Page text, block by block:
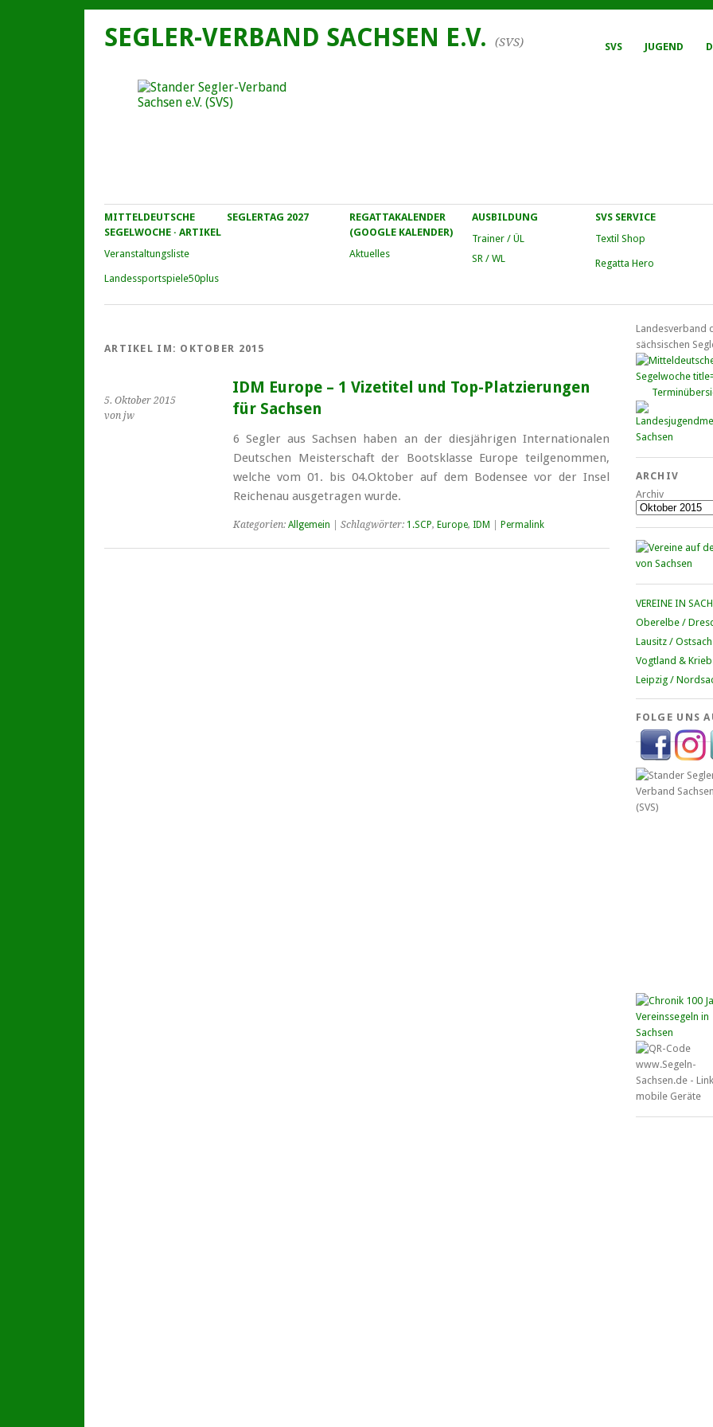
SVS JUGEND
SEGLER-VERBAND SACHSEN E.V. (SVS)
MITTELDEUTSCHE
SEGELWOCHE · ARTIKEL
Veranstaltungs­liste
Landessportspiele50plus
SEGLERTAG 2027
REGATTAKALENDER
(GOOGLE KALENDER)
Aktuelles
AUSBILDUNG
Trainer / ÜL
SR / WL
SVS SERVICE
Textil Shop
Regatta Hero
ARTIKEL IM: OKTOBER 2015
5. Oktober 2015
von jw
IDM Europe – 1 Vizetitel und Top-Platzierungen
für Sachsen
6 Segler aus Sachsen haben an der diesjährigen Internationalen
Deutschen Meisterschaft der Bootsklasse Europe teilgenommen,
welche vom 01. bis 04.Oktober auf dem Bodensee vor der Insel
Reichenau ausgetragen wurde.
Kategorien: Allgemein | Schlagwörter: 1.SCP, Europe, IDM Permalink
Landesverband
sächsischen
ARCHIV
Archiv
VEREINE IN
Oberelbe /
Lausitz /
Vogtland &
Leipzig /
FOLGE UNS